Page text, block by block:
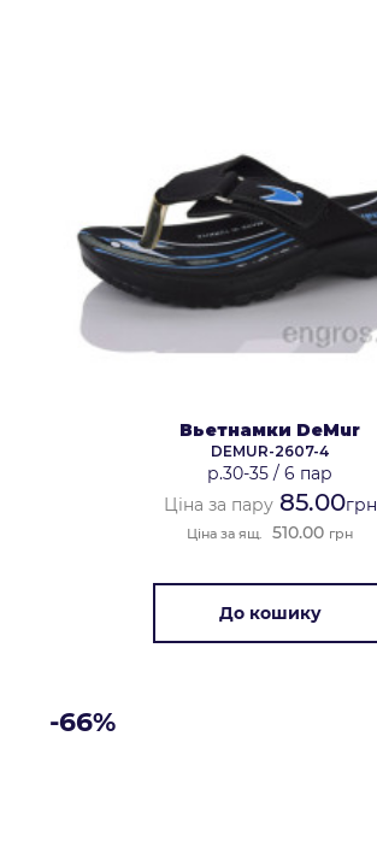
Вьетнамки DeMur
DEMUR-2607-4
р.30-35 / 6 пар
Ціна за пару85.00грн
Ціна за ящ. 510.00 грн
До кошику
-66%